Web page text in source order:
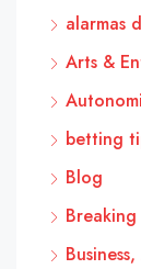
alarmas
Arts &
betting
Blog
Breaking